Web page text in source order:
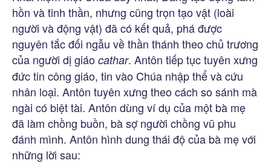
hồn và tinh thần, nhưng cũng trọn tạo vật (loài
người và động vật) đã có kết quả, phá được
nguyên tắc đối ngẫu về thần thánh theo chủ trương
của người dị giáo cathar. Antôn tiếp tục tuyên xưng
đức tin công giáo, tin vào Chúa nhập thể và cứu
nhân loại. Antôn tuyên xưng theo cách so sánh mà
ngài có biệt tài. Antôn dùng ví dụ của một bà mẹ
đã làm chồng buồn, bà sợ người chồng vũ phu
đánh mình. Antôn hình dung thái độ của bà mẹ với
những lời sau: